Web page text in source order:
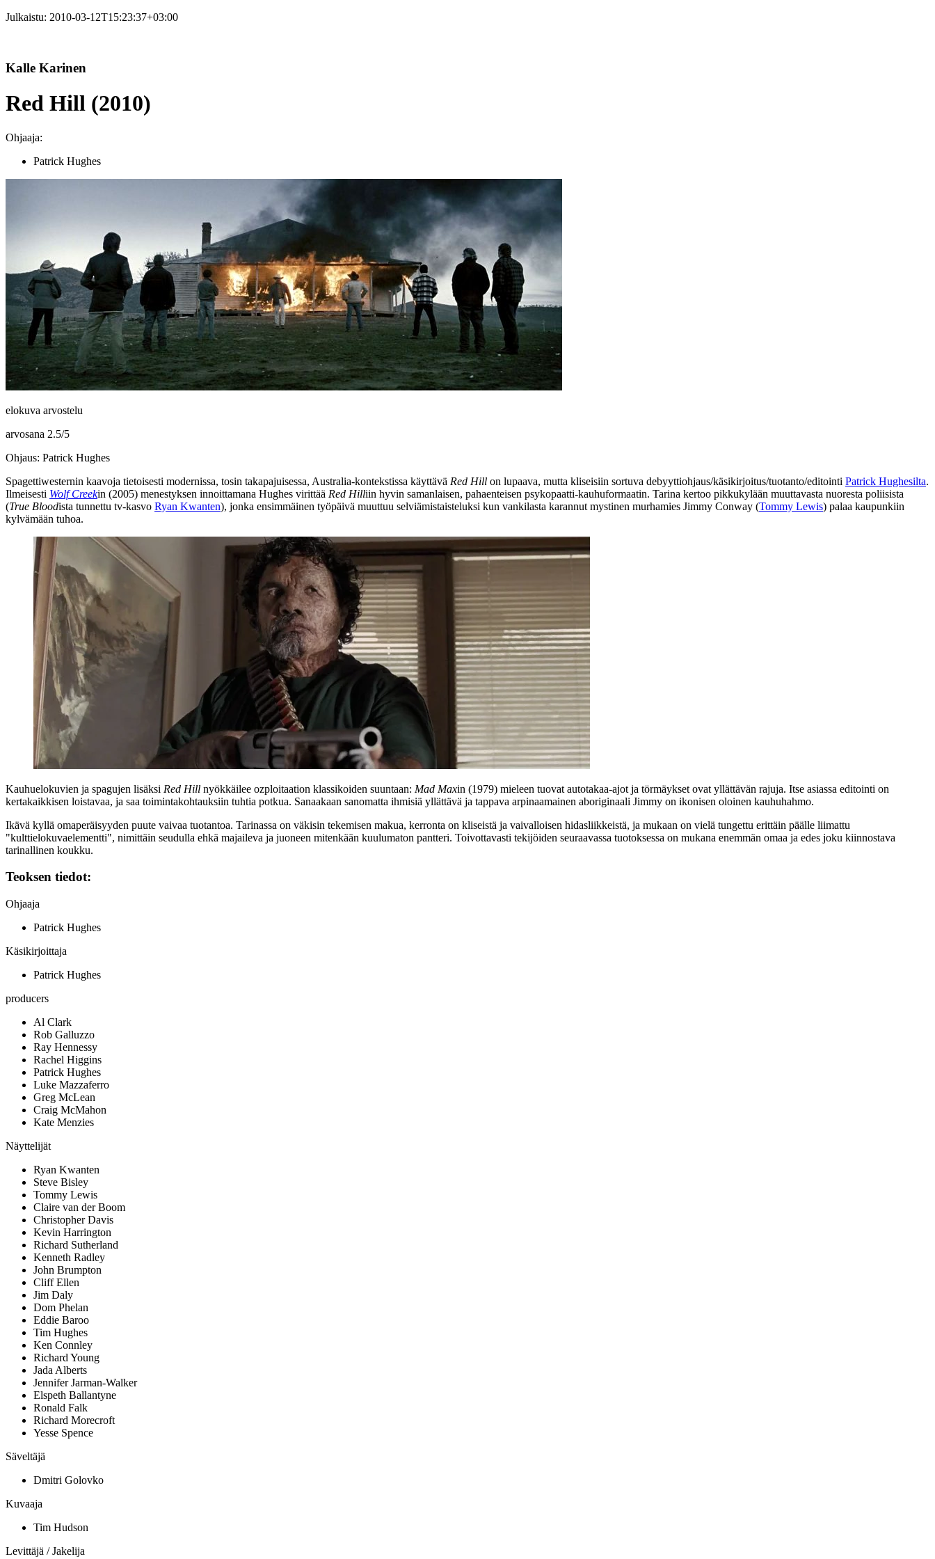
Julkaistu: 2010-03-12T15:23:37+03:00
Kalle Karinen
Red Hill (2010)
Ohjaaja:
Patrick Hughes
elokuva arvostelu
arvosana 2.5/5
Ohjaus: Patrick Hughes
Spagettiwesternin kaavoja tietoisesti modernissa, tosin takapajuisessa, Australia-kontekstissa käyttävä Red Hill on lupaava, mutta kliseisiin sortuva debyyttiohjaus/käsikirjoitus/tuotanto/editointi Patrick Hughesilta.
Ilmeisesti Wolf Creekin (2005) menestyksen innoittamana Hughes virittää Red Hilliin hyvin samanlaisen, pahaenteisen psykopaatti-kauhuformaatin. Tarina kertoo pikkukylään muuttavasta nuoresta poliisista
(True Bloodista tunnettu tv‑kasvo Ryan Kwanten), jonka ensimmäinen työpäivä muuttuu selviämistaisteluksi kun vankilasta karannut mystinen murhamies Jimmy Conway (Tommy Lewis) palaa kaupunkiin
kylvämään tuhoa.
Kauhuelokuvien ja spagujen lisäksi Red Hill nyökkäilee ozploitaation klassikoiden suuntaan: Mad Maxin (1979) mieleen tuovat autotakaa-ajot ja törmäykset ovat yllättävän rajuja. Itse asiassa editointi on
kertakaikkisen loistavaa, ja saa toimintakohtauksiin tuhtia potkua. Sanaakaan sanomatta ihmisiä yllättävä ja tappava arpinaamainen aboriginaali Jimmy on ikonisen oloinen kauhuhahmo.
Ikävä kyllä omaperäisyyden puute vaivaa tuotantoa. Tarinassa on väkisin tekemisen makua, kerronta on kliseistä ja vaivalloisen hidasliikkeistä, ja mukaan on vielä tungettu erittäin päälle liimattu
"kulttielokuvaelementti", nimittäin seudulla ehkä majaileva ja juoneen mitenkään kuulumaton pantteri. Toivottavasti tekijöiden seuraavassa tuotoksessa on mukana enemmän omaa ja edes joku kiinnostava
tarinallinen koukku.
Teoksen tiedot:
Ohjaaja
Patrick Hughes
Käsikirjoittaja
Patrick Hughes
producers
Al Clark
Rob Galluzzo
Ray Hennessy
Rachel Higgins
Patrick Hughes
Luke Mazzaferro
Greg McLean
Craig McMahon
Kate Menzies
Näyttelijät
Ryan Kwanten
Steve Bisley
Tommy Lewis
Claire van der Boom
Christopher Davis
Kevin Harrington
Richard Sutherland
Kenneth Radley
John Brumpton
Cliff Ellen
Jim Daly
Dom Phelan
Eddie Baroo
Tim Hughes
Ken Connley
Richard Young
Jada Alberts
Jennifer Jarman-Walker
Elspeth Ballantyne
Ronald Falk
Richard Morecroft
Yesse Spence
Säveltäjä
Dmitri Golovko
Kuvaaja
Tim Hudson
Levittäjä / Jakelija